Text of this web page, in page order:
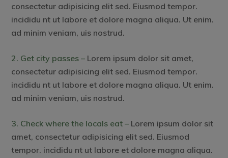
consectetur adipisicing elit sed. Eiusmod tempor.
incididu nt ut labore et dolore magna aliqua. Ut enim.
ad minim veniam, uis nostrud.
2. Get city passes – Lorem ipsum dolor sit amet,
consectetur adipisicing elit sed. Eiusmod tempor.
incididu nt ut labore et dolore magna aliqua. Ut enim.
ad minim veniam, uis nostrud.
3. Check where the locals eat – Lorem ipsum dolor sit
amet, consectetur adipisicing elit sed. Eiusmod
tempor. incididu nt ut labore et dolore magna aliqua.